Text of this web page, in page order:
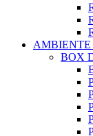
AMBIENTE
BOX